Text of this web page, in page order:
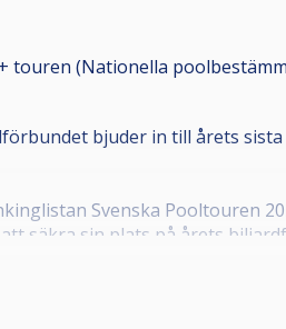
touren (Nationella
bjuder in till årets
Svenska Pooltouren
säkra sin plats på årets